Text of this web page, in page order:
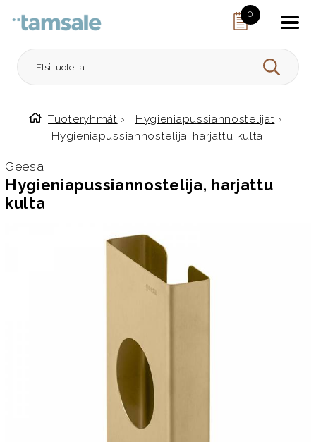
0
HAE
Etusivulle
Tuoteryhmät › Hygieniapussiannostelijat ›
Hygieniapussiannostelija, harjattu kulta
Geesa
Hygieniapussiannostelija, harjattu
kulta